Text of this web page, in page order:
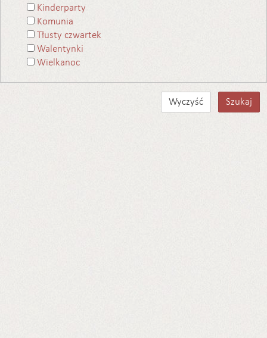
Kinderparty
Komunia
Tłusty czwartek
Walentynki
Wielkanoc